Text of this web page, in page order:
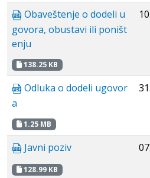
Obaveštenje o dodeli u
govora, obustavi ili poništ
enju
138.25 KB
Odluka o dodeli ugovor
a
1.25 MB
Javni poziv
128.99 KB